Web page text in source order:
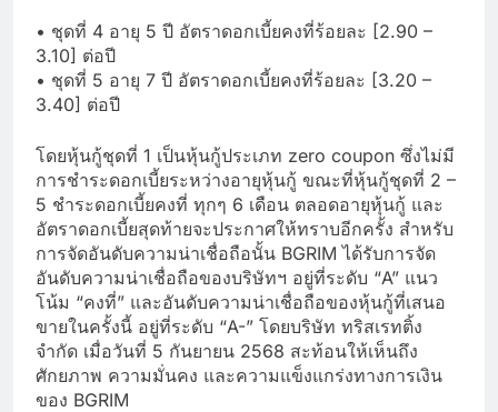
• ชุดที่ 4 อายุ 5 ปี อัตราดอกเบี้ยคงที่ร้อยละ [2.90 –
3.10] ต่อปี
• ชุดที่ 5 อายุ 7 ปี อัตราดอกเบี้ยคงที่ร้อยละ [3.20 –
3.40] ต่อปี
โดยหุ้นกู้ชุดที่ 1 เป็นหุ้นกู้ประเภท zero coupon ซึ่งไม่มี
การชำระดอกเบี้ยระหว่างอายุหุ้นกู้ ขณะที่หุ้นกู้ชุดที่ 2 –
5 ชำระดอกเบี้ยคงที่ ทุกๆ 6 เดือน ตลอดอายุหุ้นกู้ และ
อัตราดอกเบี้ยสุดท้ายจะประกาศให้ทราบอีกครั้ง สำหรับ
การจัดอันดับความน่าเชื่อถือนั้น BGRIM ได้รับการจัด
อันดับความน่าเชื่อถือของบริษัทฯ อยู่ที่ระดับ “A” แนว
โน้ม “คงที่” และอันดับความน่าเชื่อถือของหุ้นกู้ที่เสนอ
ขายในครั้งนี้ อยู่ที่ระดับ “A-” โดยบริษัท ทริสเรทติ้ง
จำกัด เมื่อวันที่ 5 กันยายน 2568 สะท้อนให้เห็นถึง
ศักยภาพ ความมั่นคง และความแข็งแกร่งทางการเงิน
ของ BGRIM